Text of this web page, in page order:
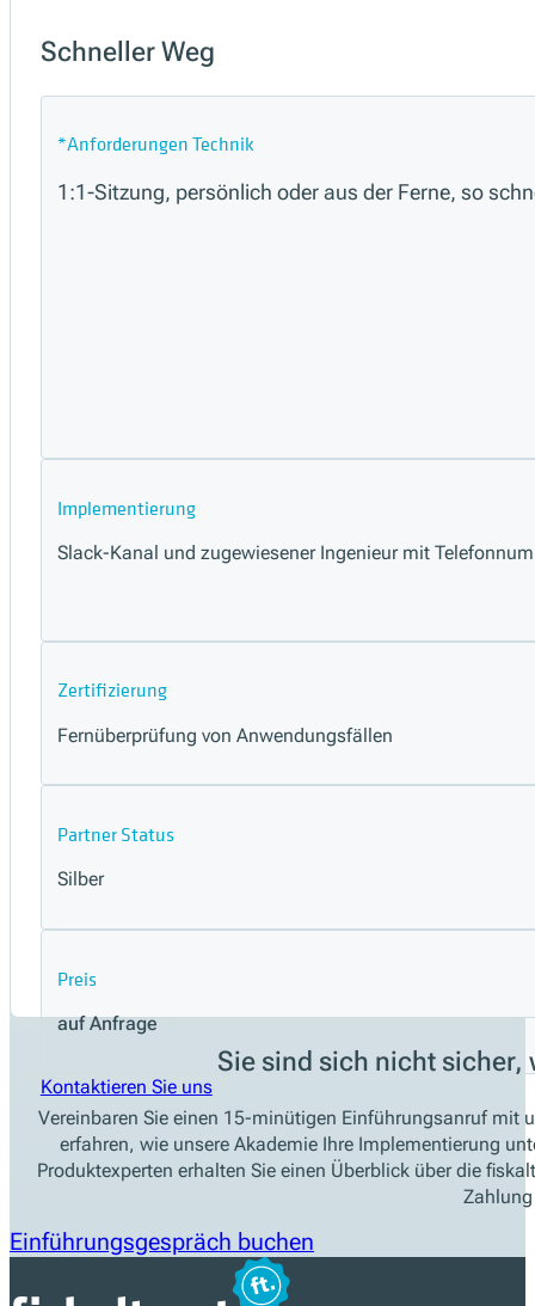
Schneller Weg
*Anforderungen Technik
1:1-Sitzung, persönlich oder aus der Ferne, so
Implementierung
Slack-Kanal und zugewiesener Ingenieur mit
Zertifizierung
Fernüberprüfung von Anwendungsfällen
Partner Status
Silber
Preis
auf Anfrage
Kontaktieren Sie uns
Sie sind sich nicht sicher,
Vereinbaren Sie einen 15-minütigen Einführungsanruf mit
erfahren, wie unsere Akademie Ihre Implementierung
Produktexperten erhalten Sie einen Überblick über die
Einführungsgespräch buchen